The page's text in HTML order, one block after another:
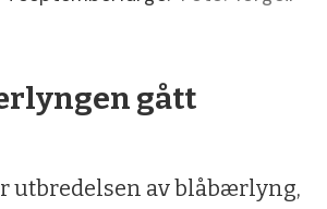
gått
utbredelsen av blåbærlyng,